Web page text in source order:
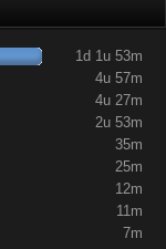
1d 1u 53m
4u 57m
4u 27m
2u 53m
35m
25m
12m
11m
7m